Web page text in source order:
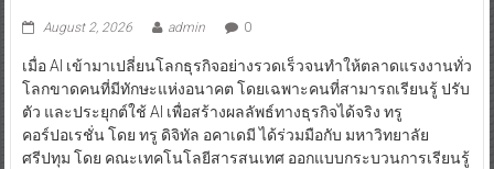
August 2, 2026 admin 0
เมื่อ AI เข้ามาเปลี่ยนโลกธุรกิจอย่างรวดเร็วจนทำให้ตลาดแรงงานทั่ว
โลกขาดคนที่มีทักษะแห่งอนาคต โดยเฉพาะคนที่สามารถเรียนรู้ ปรับ
ตัว และประยุกต์ใช้ AI เพื่อสร้างผลลัพธ์ทางธุรกิจได้จริง ทรู
คอร์ปอเรชั่น โดย ทรู ดิจิทัล อคาเดมี ได้ร่วมมือกับ มหาวิทยาลัย
ศรีปทุม โดย คณะเทคโนโลยีสารสนเทศ ออกแบบกระบวนการเรียนรู้